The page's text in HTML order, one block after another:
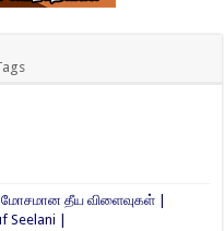
தீய விளைவுகள் |
Seelani |